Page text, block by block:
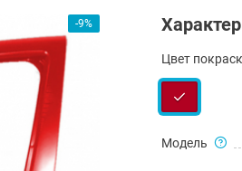
-9%
Цвет
Модель